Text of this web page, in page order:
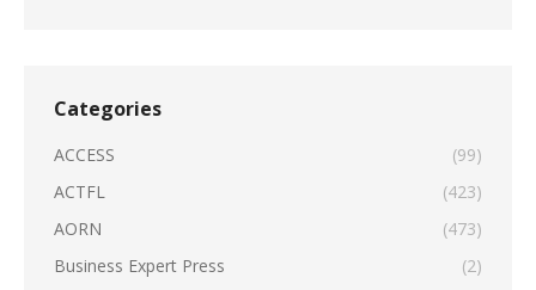
Categories
ACCESS
(99)
ACTFL
(423)
AORN
(473)
Business Expert Press
(2)